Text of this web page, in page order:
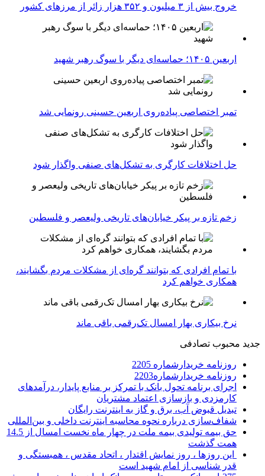
خروج بیش از ۳ میلیون و ۳۵۲ هزار زائر از مرزهای کشور
اربعین ۱۴۰۵؛ حماسه‌ای دیگر با سوگ رهبر شهید
تمبر اختصاصی پیاده‌روی اربعین حسینی رونمایی شد
حل اختلافات کارگری به تشکل‌های صنفی واگذار شود
زخم تازه بر پیکر خیابان‌های تاریخی ولیعصر و فلسطین
با تمام افرادی که بتوانند گره‌ای از مشکلات مردم بگشایند،
همکاری خواهم کرد
نرخ بیکاری بهار امسال تک‌رقمی باقی ماند
جدید محبوب تصادفی
روزنامه خریدارشماره 2205
روزنامه خریدارشماره2203
اجرای برنامه تحول بانک با تمرکز بر منابع پایدار، درآمدهای
کارمزدی و بازسازی اعتماد مشتریان
تبدیل قبوض آب، برق و گاز به اینترنت رایگان
شفاف‌سازی درباره نحوه محاسبه اینترنت داخلی و بین‌المللی
حق بیمه تولیدی بیمه ملت در چهار ماه نخست امسال از 14.5
همت گذشت
این روزها ، روز نمایش اقتدار ، اتحاد مقدس ، همبستگی و
قدر شناسی از امام شهید است